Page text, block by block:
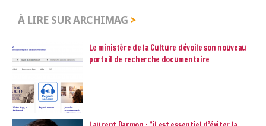
À LIRE SUR ARCHIMAG
Le ministère de la Culture dévoile son nouveau
portail de recherche documentaire